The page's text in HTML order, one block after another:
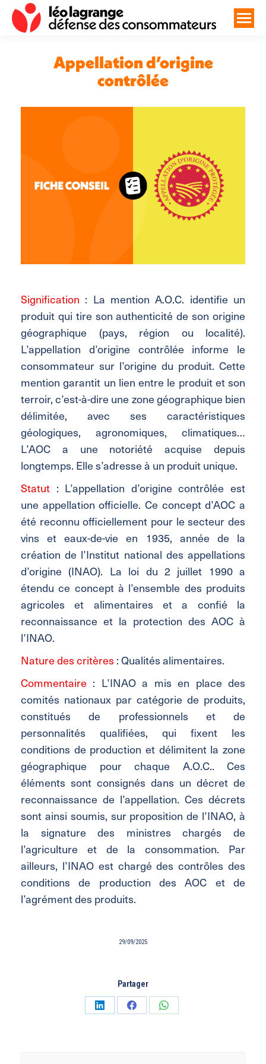
Appellation d’origine
contrôlée
Signification : La mention A.O.C. identifie un
produit qui tire son authenticité de son origine
géographique (pays, région ou localité).
L’appellation d’origine contrôlée informe le
consommateur sur l’origine du produit. Cette
mention garantit un lien entre le produit et son
terroir, c’est-à-dire une zone géographique bien
délimitée, avec ses caractéristiques
géologiques, agronomiques, climatiques…
L’AOC a une notoriété acquise depuis
longtemps. Elle s’adresse à un produit unique.
Statut : L’appellation d’origine contrôlée est
une appellation officielle. Ce concept d’AOC a
été reconnu officiellement pour le secteur des
vins et eaux-de-vie en 1935, année de la
création de l’Institut national des appellations
d’origine (INAO). La loi du 2 juillet 1990 a
étendu ce concept à l’ensemble des produits
agricoles et alimentaires et a confié la
reconnaissance et la protection des AOC à
l’INAO.
Nature des critères : Qualités alimentaires.
Commentaire : L’INAO a mis en place des
comités nationaux par catégorie de produits,
constitués de professionnels et de
personnalités qualifiées, qui fixent les
conditions de production et délimitent la zone
géographique pour chaque A.O.C.. Ces
éléments sont consignés dans un décret de
reconnaissance de l’appellation. Ces décrets
sont ainsi soumis, sur proposition de l’INAO, à
la signature des ministres chargés de
l’agriculture et de la consommation. Par
ailleurs, l’INAO est chargé des contrôles des
conditions de production des AOC et de
l’agrément des produits.
29/09/2025
Partager
PartagerPartagerPartager